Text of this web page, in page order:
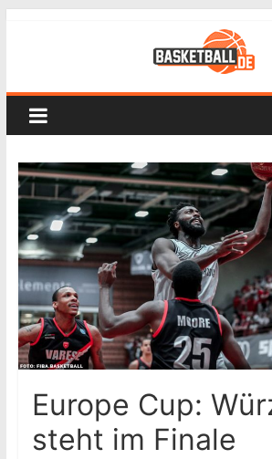
Europe Cup:
steht im Finale